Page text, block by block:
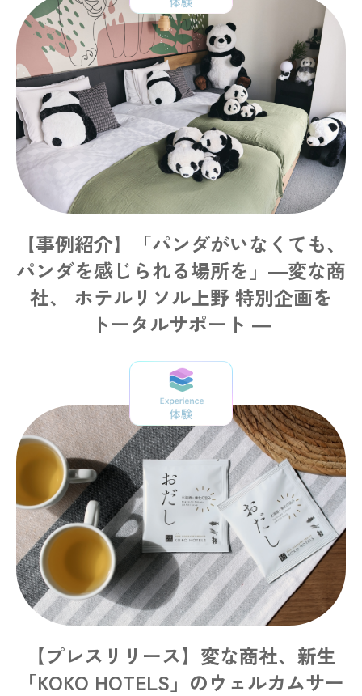
【事例紹介】「パンダがいなくても、
パンダを感じられる場所を」―変な商
社、 ホテルリソル上野 特別企画を
トータルサポート ―
【プレスリリース】変な商社、新生
「KOKO HOTELS」のウェルカムサー